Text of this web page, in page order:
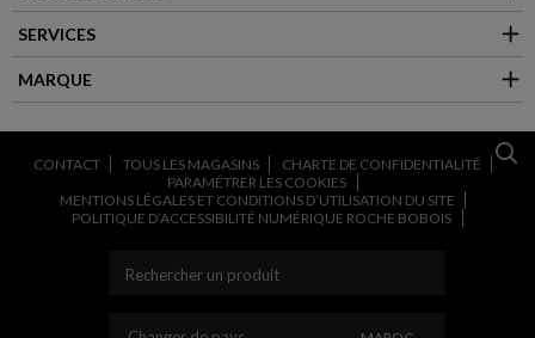
SERVICES
MARQUE
CONTACT TOUS LES MAGASINS
CHARTE DE CONFIDENTIALITÉ
PARAMÉTRER LES COOKIES
MENTIONS LÉGALES ET CONDITIONS D’UTILISATION DU SITE
POLITIQUE D’ACCESSIBILITÉ NUMÉRIQUE ROCHE BOBOIS